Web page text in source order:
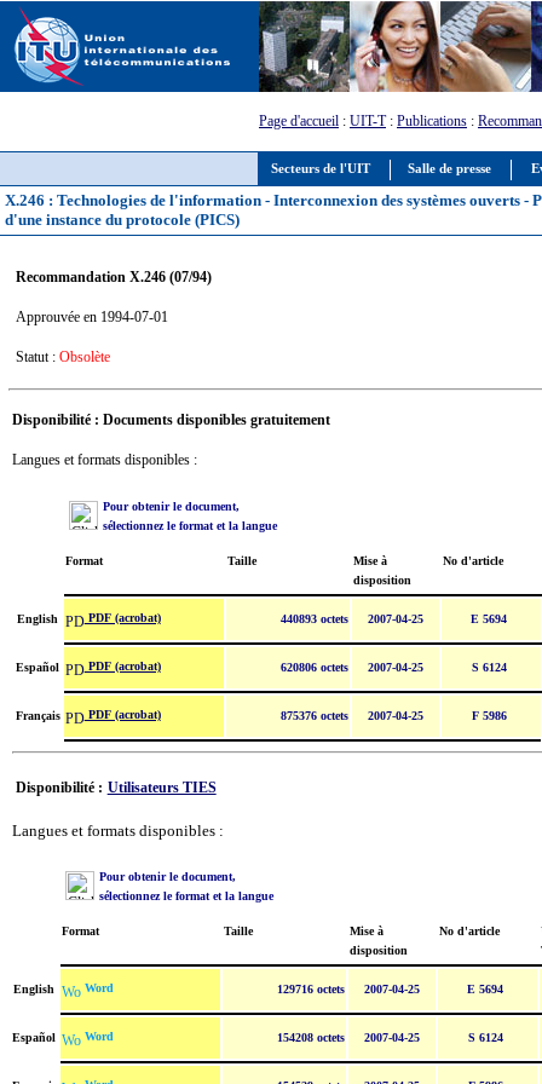
Secteurs de l'UIT Salle de presse
Page d'accueil : UIT-T: Publications :
X.246 : Technologies de l'information - Interconnexion des systèmes ouverts
d'une instance du protocole (PICS)
Recommandation X.246 (07/94)
Approuvée en 1994-07-01
Statut : Obsolète
Disponibilité : Documents disponibles gratuitement
Langues et formats disponibles :
Pour obtenir le document,
sélectionnez le format et la langue
Format Taille
Mise à
disposition
No d'article
English PDF (acrobat) 440893 octets 2007-04-25 E 5694
Español PDF (acrobat) 620806 octets 2007-04-25 S 6124
Français PDF (acrobat) 875376 octets 2007-04-25 F 5986
Disponibilité : Utilisateurs TIES
Langues et formats disponibles :
Pour obtenir le document,
sélectionnez le format et la langue
Format Taille
Mise à
disposition
No d'article
English Word 129716 octets 2007-04-25 E 5694
Español Word 154208 octets 2007-04-25 S 6124